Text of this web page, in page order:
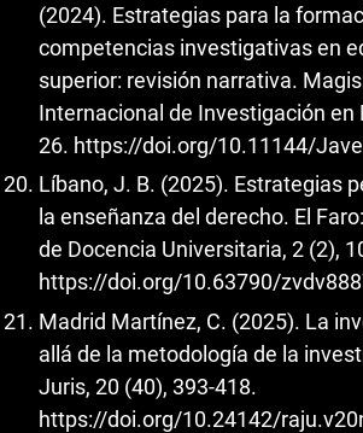
(2024). Estrategias para la
competencias investigativas en
superior: revisión narrativa.
Internacional de Investigación en
26. https://doi.org/10.11144/
Líbano, J. B. (2025). Estrategias
la enseñanza del derecho. El
de Docencia Universitaria, 2 (2),
https://doi.org/10.63790/
Madrid Martínez, C. (2025). La
allá de la metodología de la
Juris, 20 (40), 393-418.
https://doi.org/10.24142/